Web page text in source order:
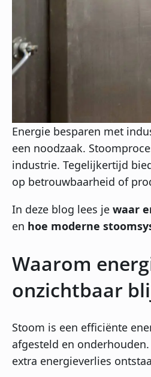
Energie besparen met
een noodzaak.
industrie. Tegelijkertijd
op betrouwbaarheid of
In deze blog lees je waar
en hoe moderne
Waarom
onzichtbaar
Stoom is een efficiënte
afgesteld en
extra energieverlies